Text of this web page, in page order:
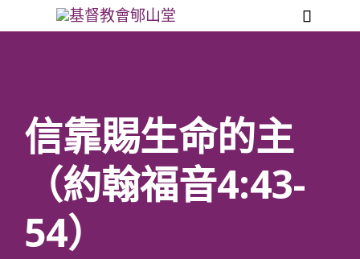

信靠賜生命的主
（約翰福音4:43-
54）